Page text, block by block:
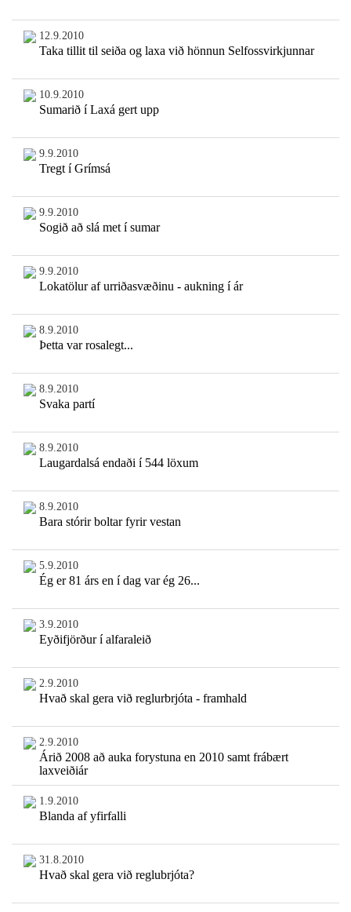
12.9.2010
Taka tillit til seiða og laxa við hönnun Selfossvirkjunnar
10.9.2010
Sumarið í Laxá gert upp
9.9.2010
Tregt í Grímsá
9.9.2010
Sogið að slá met í sumar
9.9.2010
Lokatölur af urriðasvæðinu - aukning í ár
8.9.2010
Þetta var rosalegt...
8.9.2010
Svaka partí
8.9.2010
Laugardalsá endaði í 544 löxum
8.9.2010
Bara stórir boltar fyrir vestan
5.9.2010
Ég er 81 árs en í dag var ég 26...
3.9.2010
Eyðifjörður í alfaraleið
2.9.2010
Hvað skal gera við reglurbrjóta - framhald
2.9.2010
Árið 2008 að auka forystuna en 2010 samt frábært
laxveiðiár
1.9.2010
Blanda af yfirfalli
31.8.2010
Hvað skal gera við reglubrjóta?